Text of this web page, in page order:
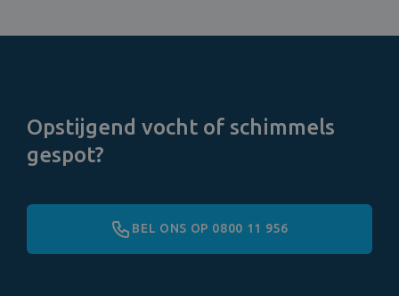
Opstijgend vocht of schimmels
gespot?
BEL ONS OP 0800 11 956